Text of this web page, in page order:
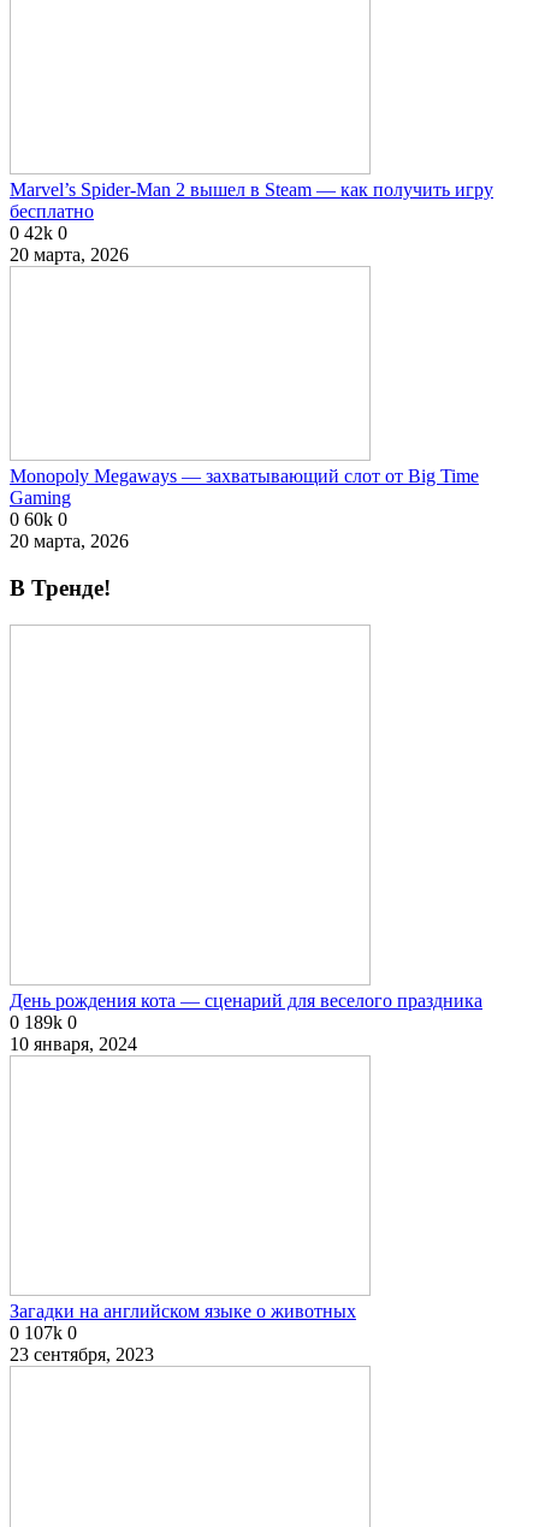
Marvel’s Spider-Man 2 вышел в Steam — как получить игру
бесплатно
0 42k 0
20 марта, 2026
Monopoly Megaways — захватывающий слот от Big Time
Gaming
0 60k 0
20 марта, 2026
В Тренде!
День рождения кота — сценарий для веселого праздника
0 189k 0
10 января, 2024
Загадки на английском языке о животных
0 107k 0
23 сентября, 2023